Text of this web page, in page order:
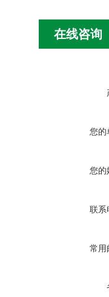
在线咨询
您的
您的
联系
常用